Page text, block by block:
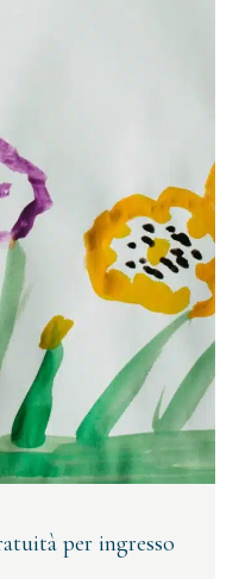
per ingresso